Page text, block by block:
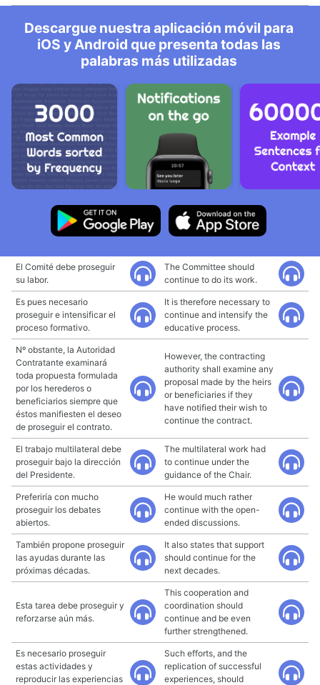
Descargue nuestra aplicación móvil para
iOS y Android que presenta todas las
palabras más utilizadas
El Comité debe proseguir
su labor.
The Committee should
continue to do its work.
Es pues necesario
proseguir e intensificar el
proceso formativo.
It is therefore necessary to
continue and intensify the
educative process.
Nº obstante, la Autoridad
Contratante examinará
toda propuesta formulada
por los herederos o
beneficiarios siempre que
éstos manifiesten el deseo
de proseguir el contrato.
However, the contracting
authority shall examine any
proposal made by the heirs
or beneficiaries if they
have notified their wish to
continue the contract.
El trabajo multilateral debe
proseguir bajo la dirección
del Presidente.
The multilateral work had
to continue under the
guidance of the Chair.
Preferiría con mucho
proseguir los debates
abiertos.
He would much rather
continue with the open-
ended discussions.
También propone proseguir
las ayudas durante las
próximas décadas.
It also states that support
should continue for the
next decades.
Esta tarea debe proseguir y
reforzarse aún más.
This cooperation and
coordination should
continue and be even
further strengthened.
Es necesario proseguir
estas actividades y
reproducir las experiencias
Such efforts, and the
replication of successful
experiences, should